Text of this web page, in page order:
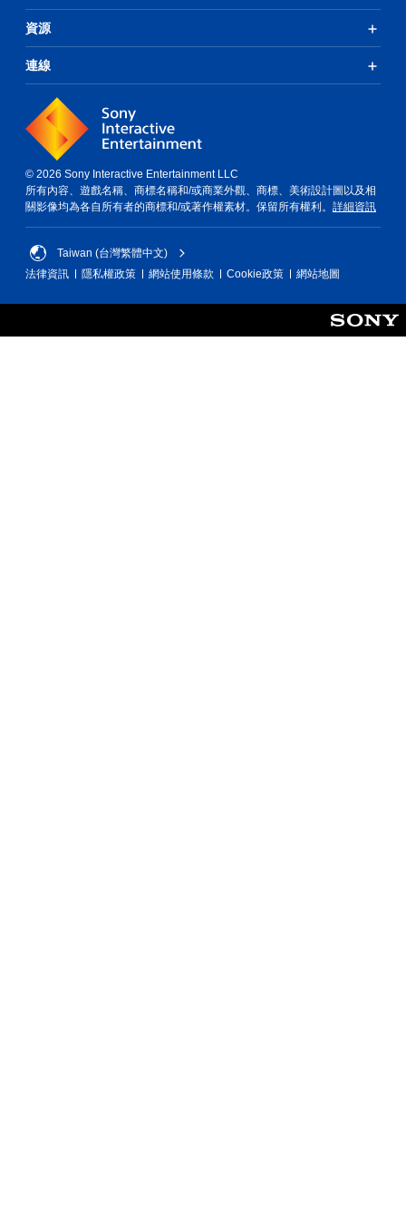
資源
連線
© 2026 Sony Interactive Entertainment LLC
所有內容、遊戲名稱、商標名稱和/或商業外觀、商標、美術設計圖以及相
關影像均為各自所有者的商標和/或著作權素材。保留所有權利。 詳細資訊
Taiwan (台灣繁體中文)
法律資訊
隱私權政策 網站使用條款 Cookie政策 網站地圖